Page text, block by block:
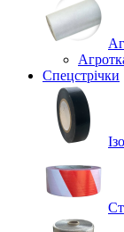
Спецстрічки